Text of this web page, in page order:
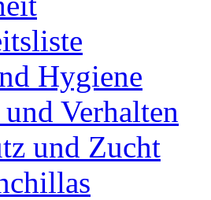
Hygiene
Verhalten
und Zucht